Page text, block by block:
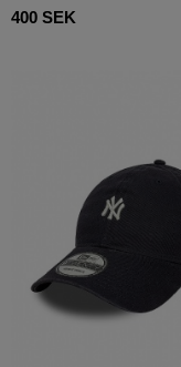
400 SEK